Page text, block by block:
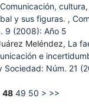
y sus figuras. ,
9 (2008): Año 5
Meléndez, La
e
Sociedad: Núm. 21
48 49 50 > >>